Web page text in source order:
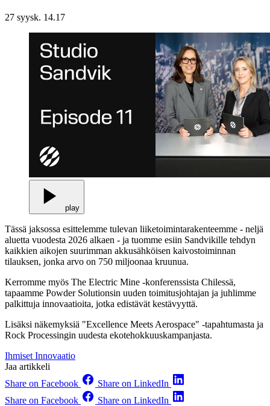
27 syysk. 14.17
play
Tässä jaksossa esittelemme tulevan liiketoimintarakenteemme - neljä
aluetta vuodesta 2026 alkaen - ja tuomme esiin Sandvikille tehdyn
kaikkien aikojen suurimman akkusähköisen kaivostoiminnan
tilauksen, jonka arvo on 750 miljoonaa kruunua.
Kerromme myös The Electric Mine -konferenssista Chilessä,
tapaamme Powder Solutionsin uuden toimitusjohtajan ja juhlimme
palkittuja innovaatioita, jotka edistävät kestävyyttä.
Lisäksi näkemyksiä "Excellence Meets Aerospace" -tapahtumasta ja
Rock Processingin uudesta ekotehokkuuskampanjasta.
Ihmiset Innovaatio
Jaa artikkeli
Share on Facebook
Share on LinkedIn
Share on Facebook
Share on LinkedIn